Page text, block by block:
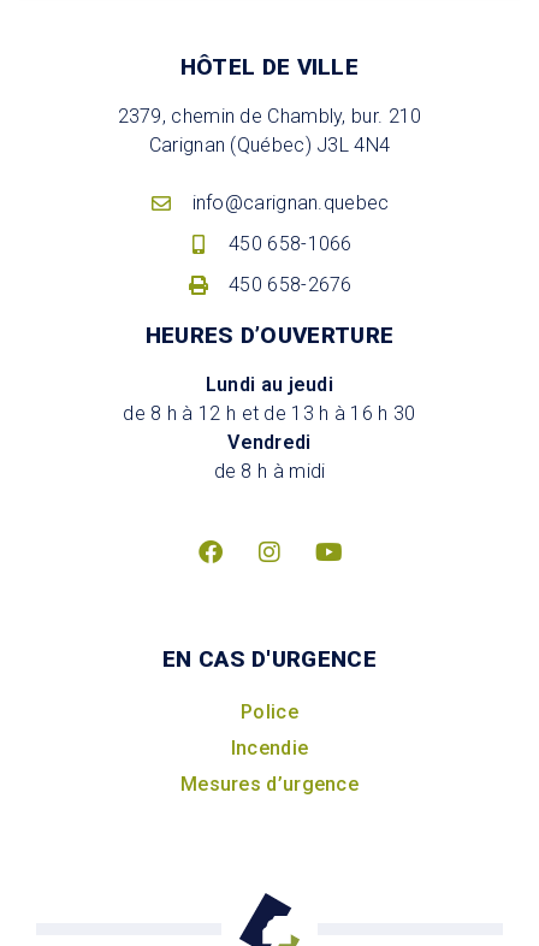
HÔTEL DE VILLE
2379, chemin de Chambly, bur. 210
Carignan (Québec) J3L 4N4
info@carignan.quebec
450 658-1066
450 658-2676
HEURES D’OUVERTURE
Lundi au jeudi
de 8 h à 12 h et de 13 h à 16 h 30
Vendredi
de 8 h à midi
EN CAS D'URGENCE
Police
Incendie
Mesures d’urgence